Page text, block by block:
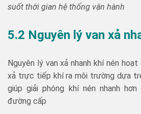
suốt thời gian hệ thống vận hành
5.2 Nguyên lý van xả
Nguyên lý van xả nhanh khí nén
xả trực tiếp khí ra môi trường dựa
giúp giải phóng khí nén nhanh
đường cấp